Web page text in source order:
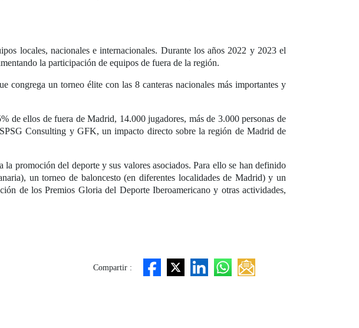
locales, nacionales e internacionales. Durante los años 2022 y 2023 el
la participación de equipos de fuera de la región.
un torneo élite con las 8 canteras nacionales más importantes y
de ellos de fuera de Madrid, 14.000 jugadores, más de 3.000 personas de
Consulting y GFK, un impacto directo sobre la región de Madrid de
promoción del deporte y sus valores asociados. Para ello se han definido
un torneo de baloncesto (en diferentes localidades de Madrid) y un
de los Premios Gloria del Deporte Iberoamericano y otras actividades,
Compartir :